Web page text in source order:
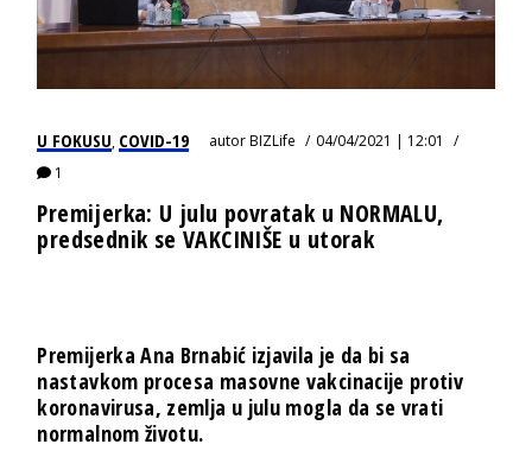
U FOKUSU, COVID-19 autorBIZLife
04/04/2021 | 12:01
1
Premijerka: U julu povratak u NORMALU,
predsednik se VAKCINIŠE u utorak
Premijerka Ana Brnabić izjavila je da bi sa
nastavkom procesa masovne vakcinacije protiv
koronavirusa, zemlja u julu mogla da se vrati
normalnom životu.